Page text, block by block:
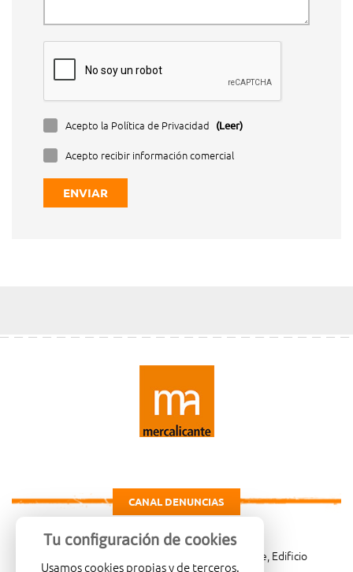
Acepto la Política de Privacidad (Leer)
Acepto recibir información comercial
ENVIAR
CANAL DENUNCIAS
Carretera de Madrid Km. 4, 03114 Alicante, Edificio
Tu configuración de cookies
Usamos cookies propias y de terceros.